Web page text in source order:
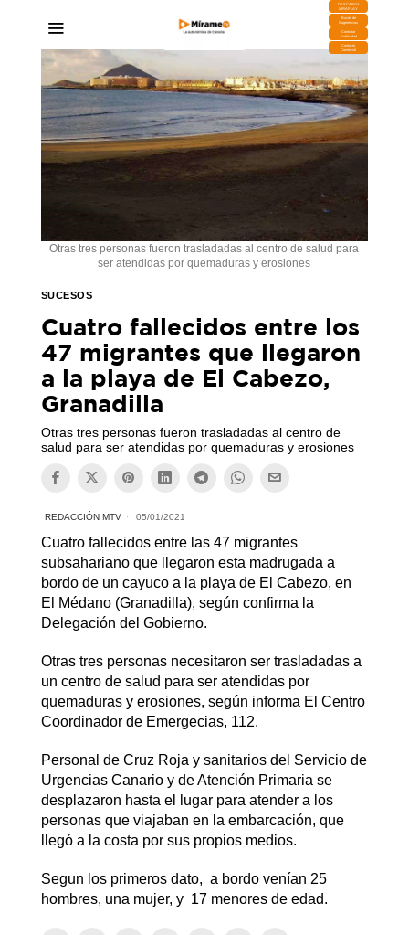
DESCARGA
MIRAPLAY
Buzón de
Sugerencias
Contratar
Publicidad
Contacto
Comercial
Otras tres personas fueron trasladadas al centro de salud para
ser atendidas por quemaduras y erosiones
SUCESOS
Cuatro fallecidos entre los
47 migrantes que llegaron
a la playa de El Cabezo,
Granadilla
Otras tres personas fueron trasladadas al centro de
salud para ser atendidas por quemaduras y erosiones
REDACCIÓN MTV 05/01/2021
Cuatro fallecidos entre las 47 migrantes
subsahariano que llegaron esta madrugada a
bordo de un cayuco a la playa de El Cabezo, en
El Médano (Granadilla), según confirma la
Delegación del Gobierno.
Otras tres personas necesitaron ser trasladadas a
un centro de salud para ser atendidas por
quemaduras y erosiones, según informa El Centro
Coordinador de Emergecias, 112.
Personal de Cruz Roja y sanitarios del Servicio de
Urgencias Canario y de Atención Primaria se
desplazaron hasta el lugar para atender a los
personas que viajaban en la embarcación, que
llegó a la costa por sus propios medios.
Segun los primeros dato, a bordo venían 25
hombres, una mujer, y 17 menores de edad.